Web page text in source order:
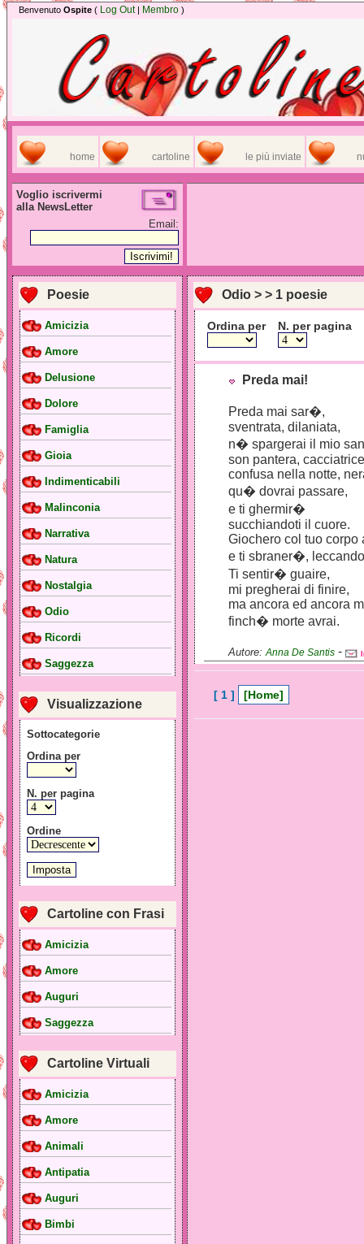
Benvenuto Ospite ( Log Out| Membro )
home cartoline le più inviate
Voglio iscrivermi
alla NewsLetter
Email:
Poesie
Amicizia
Amore
Delusione
Dolore
Famiglia
Gioia
Indimenticabili
Malinconia
Narrativa
Natura
Nostalgia
Odio
Ricordi
Saggezza
Visualizzazione
Sottocategorie
Ordina per
N. per pagina
Ordine
Cartoline con Frasi
Amicizia
Amore
Auguri
Saggezza
Cartoline Virtuali
Amicizia
Amore
Animali
Antipatia
Auguri
Bimbi
Odio > > 1 poesie
Ordina per N. per pagina
Preda mai!
Preda mai sar�,
sventrata, dilaniata,
n� spargerai il mio
son pantera,
confusa nella notte,
qu� dovrai passare,
e ti ghermir�
succhiandoti il cuore.
Giochero col tuo corpo
e ti sbraner�,
Ti sentir� guaire,
mi pregherai di finire,
ma ancora ed ancora
finch� morte avrai.
Autore:Anna De Santis -
[ 1 ] [Home]